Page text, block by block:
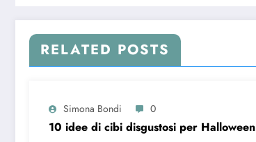
RELATED POSTS
Simona Bondi 0
10 idee di cibi disgustosi per Halloween